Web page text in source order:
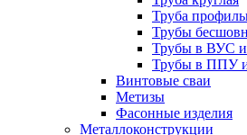
Труба
Трубы
Трубы в ВУС
Трубы в ППУ
Винтовые сваи
Метизы
Фасонные изделия
Металлоконструкции